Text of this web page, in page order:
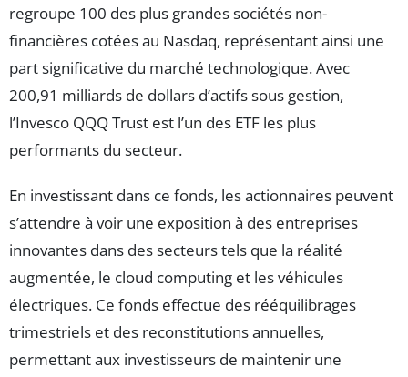
regroupe 100 des plus grandes sociétés non-
financières cotées au Nasdaq, représentant ainsi une
part significative du marché technologique. Avec
200,91 milliards de dollars d’actifs sous gestion,
l’Invesco QQQ Trust est l’un des ETF les plus
performants du secteur.
En investissant dans ce fonds, les actionnaires peuvent
s’attendre à voir une exposition à des entreprises
innovantes dans des secteurs tels que la réalité
augmentée, le cloud computing et les véhicules
électriques. Ce fonds effectue des rééquilibrages
trimestriels et des reconstitutions annuelles,
permettant aux investisseurs de maintenir une